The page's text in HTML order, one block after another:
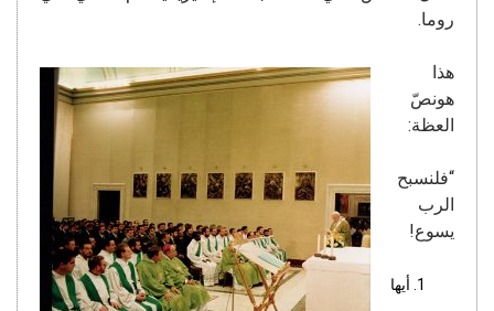
روما.
هذا
هونصّ
العظة:
“فلنسبح
الرب
يسوع!
أيها